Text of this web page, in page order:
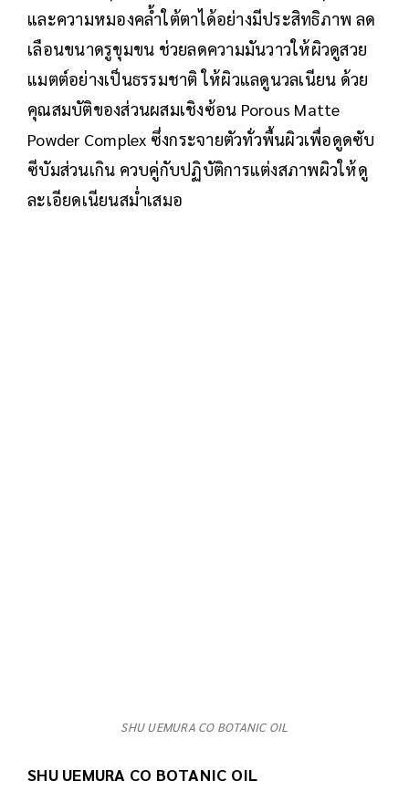
และความหมองคล้ำใต้ตาได้อย่างมีประสิทธิภาพ ลด
เลือนขนาดรูขุมขน ช่วยลดความมันวาวให้ผิวดูสวย
แมตต์อย่างเป็นธรรมชาติ ให้ผิวแลดูนวลเนียน ด้วย
คุณสมบัติของส่วนผสมเชิงซ้อน Porous Matte
Powder Complex ซึ่งกระจายตัวทั่วพื้นผิวเพื่อดูดซับ
ซีบัมส่วนเกิน ควบคู่กับปฏิบัติการแต่งสภาพผิวให้ดู
ละเอียดเนียนสม่ำเสมอ
SHU UEMURA CO BOTANIC OIL
SHU UEMURA CO BOTANIC OIL